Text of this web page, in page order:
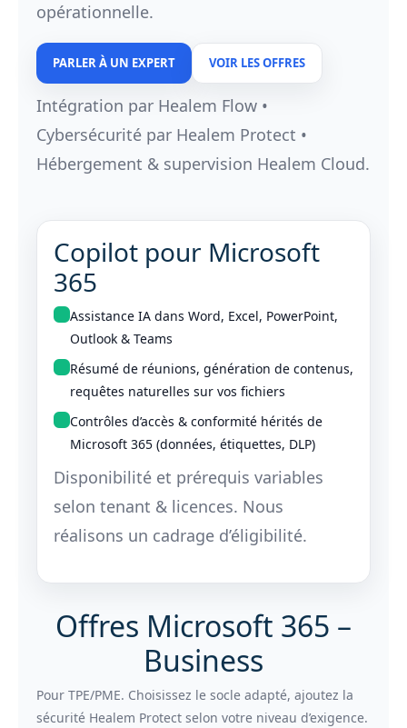
opérationnelle.
PARLER À UN EXPERT VOIR LES OFFRES
Intégration par Healem Flow •
Cybersécurité par Healem Protect •
Hébergement & supervision Healem Cloud.
Copilot pour Microsoft
365
Assistance IA dans Word, Excel, PowerPoint,
Outlook & Teams
Résumé de réunions, génération de contenus,
requêtes naturelles sur vos fichiers
Contrôles d’accès & conformité hérités de
Microsoft 365 (données, étiquettes, DLP)
Disponibilité et prérequis variables
selon tenant & licences. Nous
réalisons un cadrage d’éligibilité.
Offres Microsoft 365 –
Business
Pour TPE/PME. Choisissez le socle adapté, ajoutez la
sécurité Healem Protect selon votre niveau d’exigence.